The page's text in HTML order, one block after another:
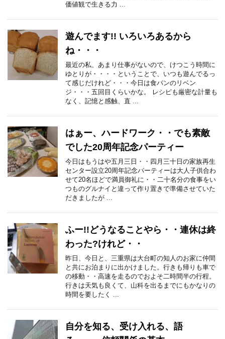
価値観で生きる力 ...
遊んでます!! いろいろあるから
ね・・・
最近の私、あまり仕事がないので、けつこう時間に
ゆとりが・・・・ということで、いつも遊んでるっ
て感じだけれど・・・今日は食パンのリベン
ジ・・・五回目くらいかな。 レシピも厳密な計量も
なく、記憶と感触、直 ...
はぁー、ハードワーク・・でも素敵
でした20周年記念パーティー
今日はもうはや五月三日・・四月三十日の家族再生
センター設立20周年記念パーティーは大人子供合わ
せて20名ほどで満員御礼に・・二十名分の食事をい
つものグルナイと違って作り置きで準備させていた
だきましたが ...
ふー!!どうなることやら・・連休は終
わった?けれど・・
昨日、今日と、三重県は大台町の知人のお家に仲間
と共にお泊まりに出かけました。行きも帰りも車で
の移動・・高速を走るのでおよそ二時間半の行程。
行きは天気も良くて、山科を出るまでにもかなりの
時間を要したく ...
自分を知る、受け入れる、語